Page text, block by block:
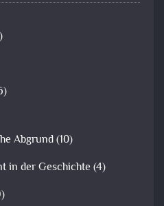
Abgrund(10)
in der Geschichte(4)